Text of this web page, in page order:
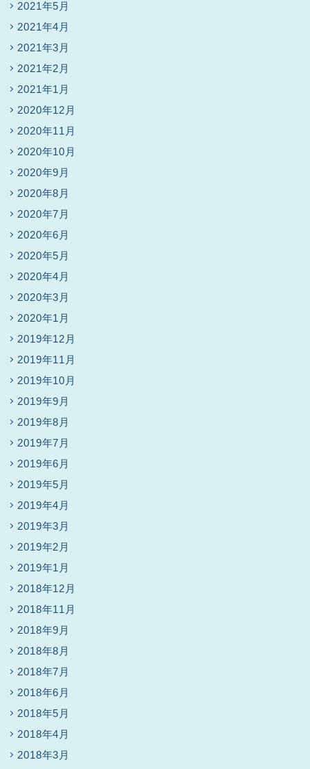
2021年5月
2021年4月
2021年3月
2021年2月
2021年1月
2020年12月
2020年11月
2020年10月
2020年9月
2020年8月
2020年7月
2020年6月
2020年5月
2020年4月
2020年3月
2020年1月
2019年12月
2019年11月
2019年10月
2019年9月
2019年8月
2019年7月
2019年6月
2019年5月
2019年4月
2019年3月
2019年2月
2019年1月
2018年12月
2018年11月
2018年9月
2018年8月
2018年7月
2018年6月
2018年5月
2018年4月
2018年3月